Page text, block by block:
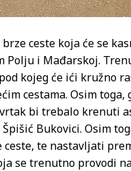
ceste koja će se
Polju i Mađarskoj.
kojeg će ići kružno
cestama. Osim
bi trebalo krenuti
Bukovici. Osim
te nastavljati
se trenutno provodi